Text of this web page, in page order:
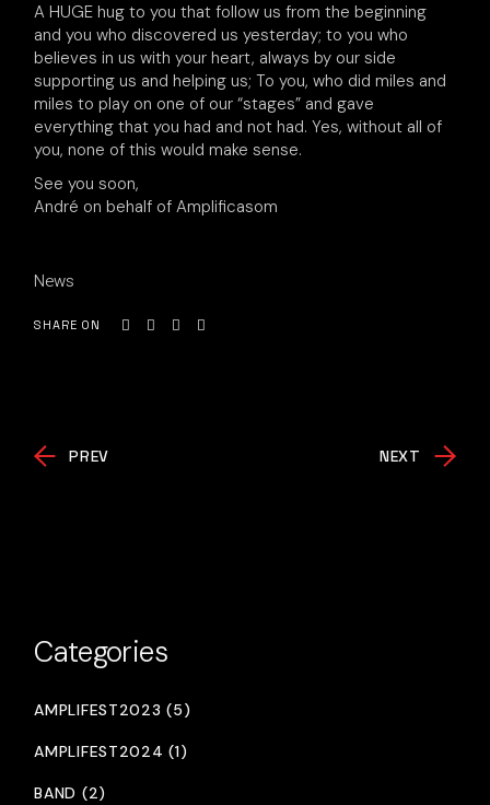
A HUGE hug to you that follow us from the beginning
and you who discovered us yesterday; to you who
believes in us with your heart, always by our side
supporting us and helping us; To you, who did miles and
miles to play on one of our “stages” and gave
everything that you had and not had. Yes, without all of
you, none of this would make sense.
See you soon,
André on behalf of Amplificasom
News
SHARE ON
PREV NEXT
Categories
AMPLIFEST2023 (5)
AMPLIFEST2024 (1)
BAND (2)